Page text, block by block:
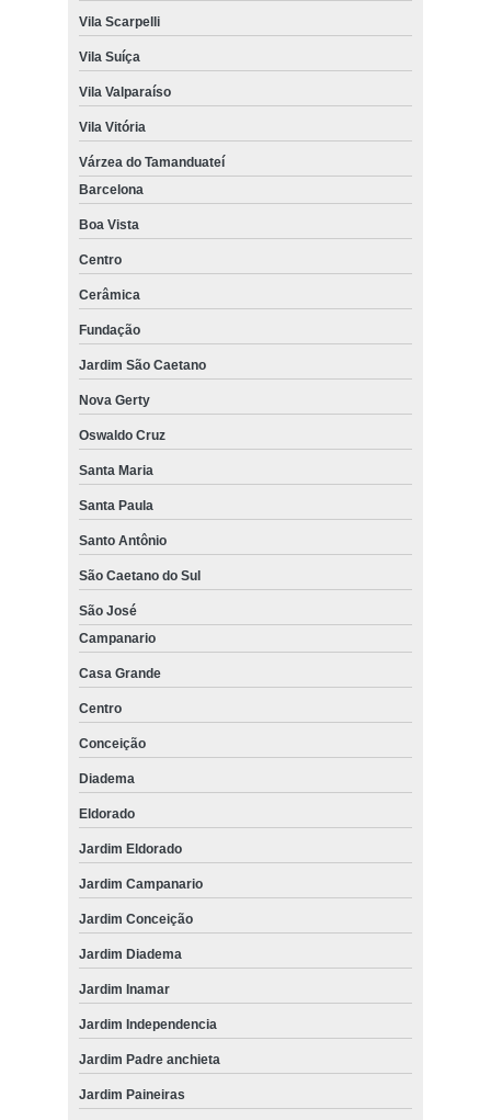
Vila Scarpelli
Vila Suíça
Vila Valparaíso
Vila Vitória
Várzea do Tamanduateí
Barcelona
Boa Vista
Centro
Cerâmica
Fundação
Jardim São Caetano
Nova Gerty
Oswaldo Cruz
Santa Maria
Santa Paula
Santo Antônio
São Caetano do Sul
São José
Campanario
Casa Grande
Centro
Conceição
Diadema
Eldorado
Jardim Eldorado
Jardim Campanario
Jardim Conceição
Jardim Diadema
Jardim Inamar
Jardim Independencia
Jardim Padre anchieta
Jardim Paineiras